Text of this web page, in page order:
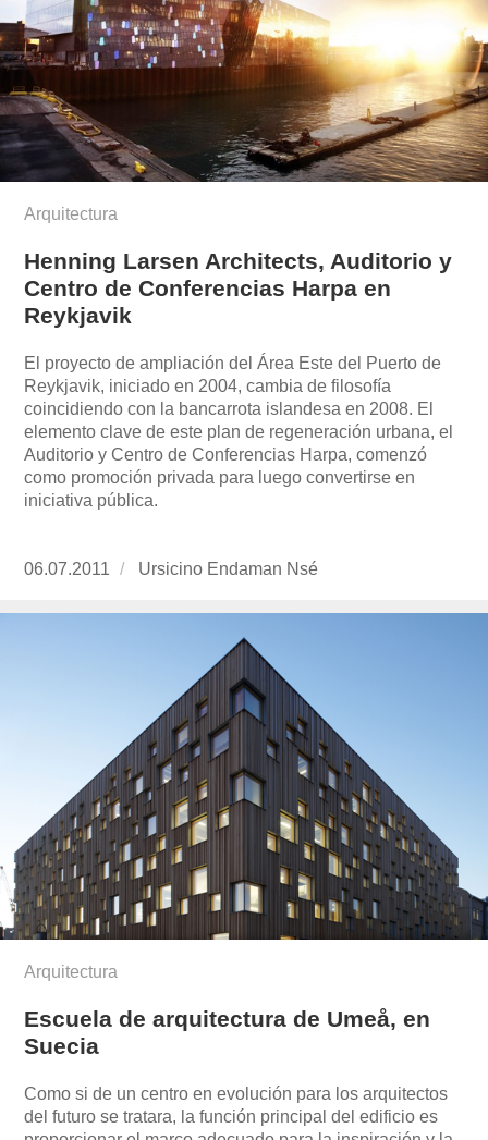
Arquitectura
Henning Larsen Architects, Auditorio y
Centro de Conferencias Harpa en
Reykjavik
El proyecto de ampliación del Área Este del Puerto de
Reykjavik, iniciado en 2004, cambia de filosofía
coincidiendo con la bancarrota islandesa en 2008. El
elemento clave de este plan de regeneración urbana, el
Auditorio y Centro de Conferencias Harpa, comenzó
como promoción privada para luego convertirse en
iniciativa pública.
Publicado
06.07.2011
https://www.experimenta.es/author/ursicino-
Ursicino Endaman Nsé
Arquitectura
Escuela de arquitectura de Umeå, en
Suecia
Como si de un centro en evolución para los arquitectos
del futuro se tratara, la función principal del edificio es